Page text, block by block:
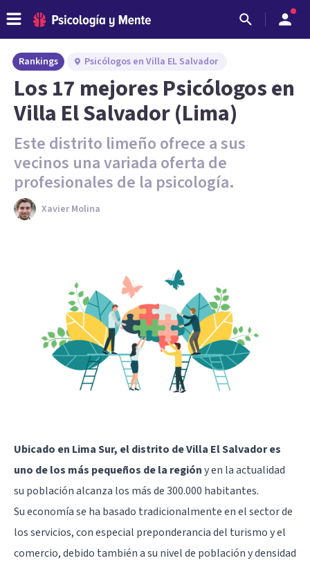
Rankings Psicólogos en Villa EL Salvador
Los 17 mejores Psicólogos en
Villa El Salvador (Lima)
Este distrito limeño ofrece a sus
vecinos una variada oferta de
profesionales de la psicología.
Xavier Molina
Ubicado en Lima Sur, el distrito de Villa El Salvador es
uno de los más pequeños de la regióny en la actualidad
su población alcanza los más de 300.000 habitantes.
Su economía se ha basado tradicionalmente en el sector de
los servicios, con especial preponderancia del turismo y el
comercio, debido también a su nivel de población y densidad